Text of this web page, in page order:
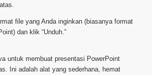
file yang Anda inginkan (biasanya format
dan klik “Unduh.”
untuk membuat presentasi PowerPoint
Ini adalah alat yang sederhana, hemat